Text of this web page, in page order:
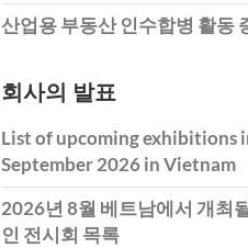
산업용 부동산 인수합병 활동
회사의 발표
List of upcoming exhibitions
September 2026 in Vietnam
2026년 8월 베트남에서 개최
인 전시회 목록